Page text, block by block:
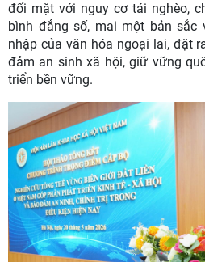
đối mặt với nguy cơ tái nghèo,
bình đẳng số, mai một bản sắc
nhập của văn hóa ngoại lai, đặt
đảm an sinh xã hội, giữ vững
triển bền vững.